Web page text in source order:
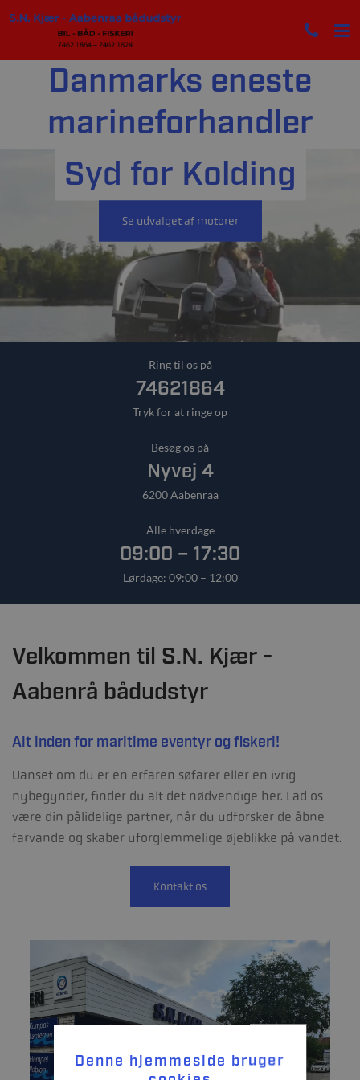
Danmarks eneste
marineforhandler
Syd for Kolding
Se udvalget af motorer
Ring til os på
74621864
Tryk for at ringe op
Besøg os på
Nyvej 4
6200 Aabenraa
Alle hverdage
09:00 – 17:30
Lørdage: 09:00 – 12:00
Velkommen til S.N. Kjær -
Aabenrå bådudstyr
Alt inden for maritime eventyr og fiskeri!
Uanset om du er en erfaren søfarer eller en ivrig
nybegynder, finder du alt det nødvendige her. Lad os
være din pålidelige partner, når du udforsker de åbne
farvande og skaber uforglemmelige øjeblikke på vandet.
Kontakt os
Denne hjemmeside bruger